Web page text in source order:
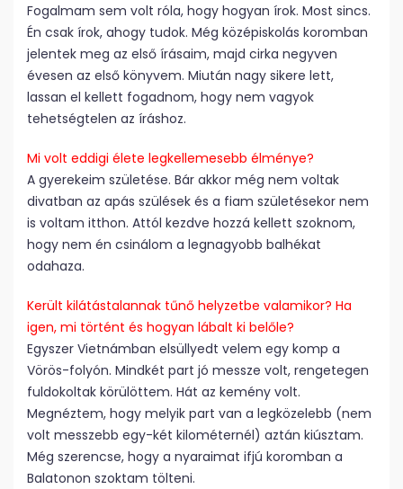
Fogalmam sem volt róla, hogy hogyan írok. Most sincs.
Én csak írok, ahogy tudok. Még középiskolás koromban
jelentek meg az első írásaim, majd cirka negyven
évesen az első könyvem. Miután nagy sikere lett,
lassan el kellett fogadnom, hogy nem vagyok
tehetségtelen az íráshoz.
Mi volt eddigi élete legkellemesebb élménye?
A gyerekeim születése. Bár akkor még nem voltak
divatban az apás szülések és a fiam születésekor nem
is voltam itthon. Attól kezdve hozzá kellett szoknom,
hogy nem én csinálom a legnagyobb balhékat
odahaza.
Került kilátástalannak tűnő helyzetbe valamikor? Ha
igen, mi történt és hogyan lábalt ki belőle?
Egyszer Vietnámban elsüllyedt velem egy komp a
Vörös-folyón. Mindkét part jó messze volt, rengetegen
fuldokoltak körülöttem. Hát az kemény volt.
Megnéztem, hogy melyik part van a legközelebb (nem
volt messzebb egy-két kilométernél) aztán kiúsztam.
Még szerencse, hogy a nyaraimat ifjú koromban a
Balatonon szoktam tölteni.